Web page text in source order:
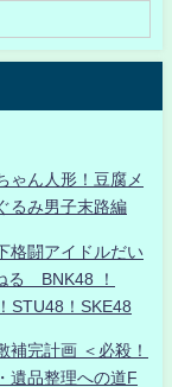
ゃん人形！豆腐メ
るみ男子末路編
闘アイドルだい
る BNK48 ！
STU48！SKE48
補完計画 ＜必殺！
遺品整理への道F